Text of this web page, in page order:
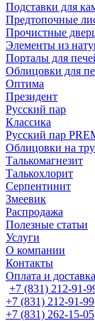
Подставки для
Предтопочные
Прочистные
Элементы из
Порталы для
Облицовки для
Оптима
Президент
Русский пар
Классика
Русский пар
Облицовки на
Талькомагнезит
Талькохлорит
Серпентинит
Змеевик
Распродажа
Полезные статьи
Услуги
О компании
Контакты
Оплата и доставка
+7 (831) 212-91-
+7 (831) 212-91-99
+7 (831) 262-15-05